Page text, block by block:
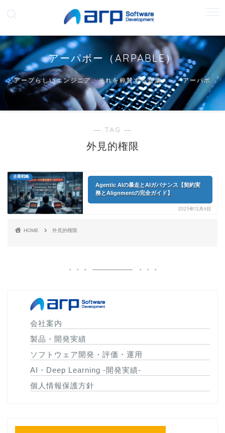
アーパボー（ARPABLE）
アープらしいエンジニア、それを称賛する言葉・・・アーパボ
ー
― TAG ―
外見的権限
企業戦略
Agentic AIの暴走とAIガバナンス【契約実
務とAlignmentの完全ガイド】
2025年12月6日
HOME 外見的権限
会社案内
製品・開発実績
ソフトウェア開発・評価・運用
AI・Deep Learning -開発実績-
個人情報保護方針